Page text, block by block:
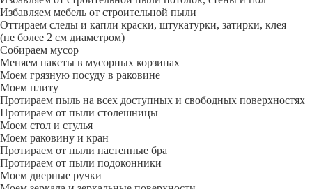
Избавляем мебель от строительной пыли
Оттираем следы и капли краски, штукатурки, затирки, клея
(не более 2 см диаметром)
Собираем мусор
Меняем пакеты в мусорных корзинах
Моем грязную посуду в раковине
Моем плиту
Протираем пыль на всех доступных и свободных поверхностях
Протираем от пыли столешницы
Моем стол и стулья
Моем раковину и кран
Протираем от пыли настенные бра
Протираем от пыли подоконники
Моем дверные ручки